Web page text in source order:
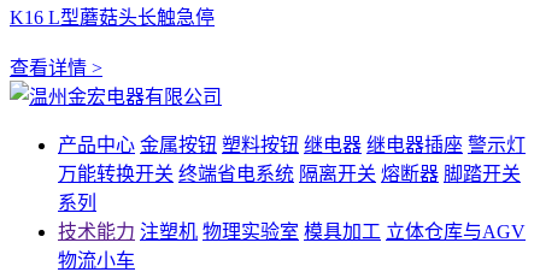
K16 L型蘑菇头长触急停
查看详情 >
产品中心 金属按钮 塑料按钮 继电器 继电器插座 警示灯
万能转换开关 终端省电系统 隔离开关 熔断器 脚踏开关
系列
技术能力 注塑机 物理实验室 模具加工 立体仓库与AGV
物流小车